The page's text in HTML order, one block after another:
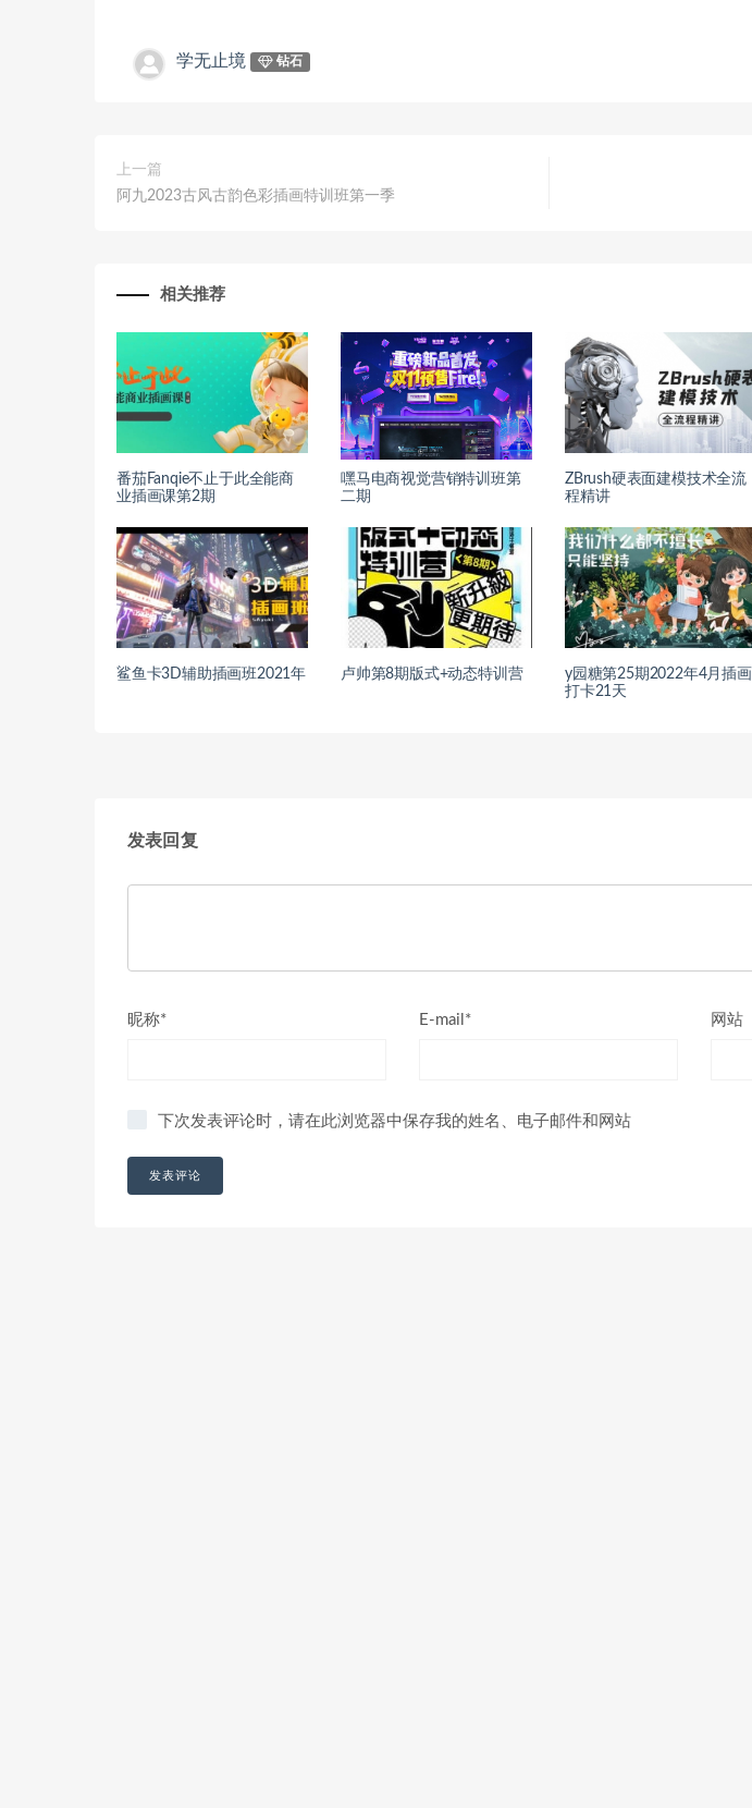
学无止境 钻石
上一篇
阿九2023古风古韵色彩插画特训班第一季
相关推荐
番茄Fanqie不止于此全能商
业插画课第2期
嘿马电商视觉营销特训班第
二期
ZBrush硬表面建模技术全流
程精讲
鲨鱼卡3D辅助插画班2021年 卢帅第8期版式+动态特训营
y园糖第25期2022年4月插画
打卡21天
发表回复
昵称* E-mail* 网站
下次发表评论时，请在此浏览器中保存我的姓名、电子邮件和网站